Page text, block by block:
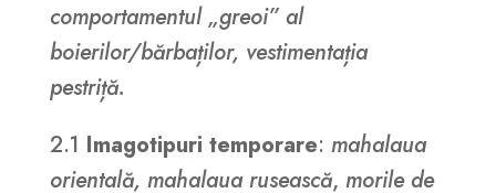
comportamentul „greoi” al
boierilor/bărbaților, vestimentația
pestriță.
2.1 Imagotipuri temporare: mahalaua
orientală, mahalaua rusească, morile de